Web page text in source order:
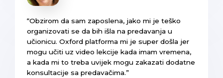
“Obzirom da sam zaposlena, jako mi je teško
organizovati se da bih išla na predavanja u
učionicu. Oxford platforma mi je super došla jer
mogu učiti uz video lekcije kada imam vremena,
a kada mi to treba uvijek mogu zakazati dodatne
konsultacije sa predavačima.”